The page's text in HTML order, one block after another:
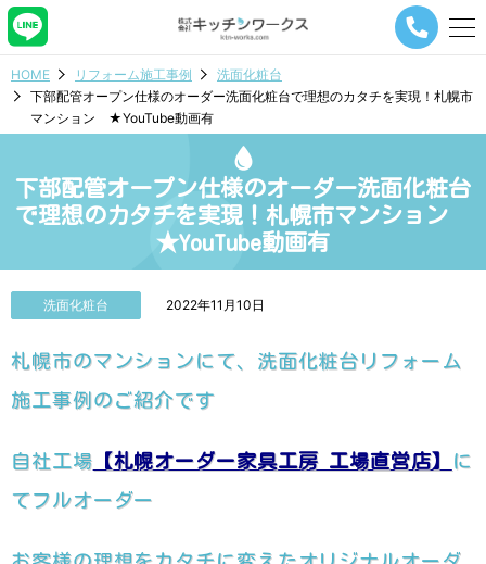
メ
ー
ビ
シ
タ
HOME リフォーム施工事例
洗面化粧台
下部配管オープン仕様のオーダー洗面化粧台で理想のカタチを実現！札幌市
マンション ★YouTube動画有
下部配管オープン仕様のオーダー洗面化粧台
で理想のカタチを実現！札幌市マンション
★YouTube動画有
洗面化粧台 2022年11月10日
札幌市のマンションにて、洗面化粧台リフォーム
施工事例のご紹介です
自社工場 【札幌オーダー家具工房 工場直営店】
に
てフルオーダー